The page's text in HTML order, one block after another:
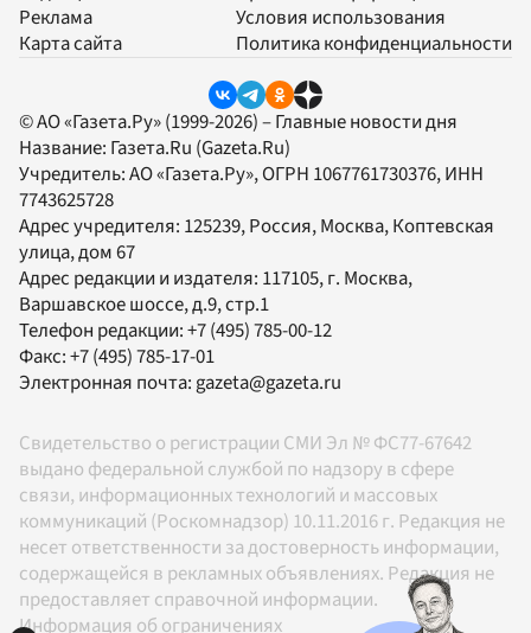
Реклама
Карта сайта
Условия использования
Политика конфиденциальности
© АО «Газета.Ру» (1999-2026) – Главные новости дня
Название: Газета.Ru (Gazeta.Ru)
Учредитель:АО «Газета.Ру», ОГРН 1067761730376, ИНН
7743625728
Адрес учредителя: 125239, Россия, Москва, Коптевская
улица, дом 67
Адрес редакции и издателя: 117105, г. Москва,
Варшавское шоссе, д.9, стр.1
Телефон редакции:+7 (495) 785-00-12
Факс:+7 (495) 785-17-01
Электронная почта:gazeta@gazeta.ru
Свидетельство о регистрации СМИ Эл № ФС77-67642
выдано федеральной службой по надзору в сфере
связи, информационных технологий и массовых
коммуникаций (Роскомнадзор) 10.11.2016 г. Редакция не
несет ответственности за достоверность информации,
содержащейся в рекламных объявлениях. Редакция не
предоставляет справочной информации.
Информация об ограничениях